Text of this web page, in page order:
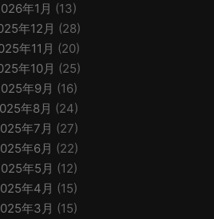
年1月 (13)
年12月 (28)
年11月 (20)
年10月 (25)
年9月 (16)
年8月 (24)
年7月 (27)
年6月 (22)
年5月 (12)
年4月 (15)
年3月 (15)